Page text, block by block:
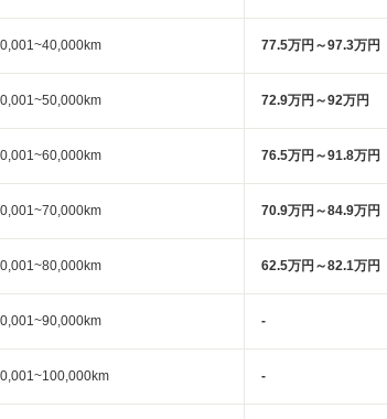
77.5万円～97.3万円
72.9万円～92万円
76.5万円～91.8万円
70.9万円～84.9万円
62.5万円～82.1万円
-
-